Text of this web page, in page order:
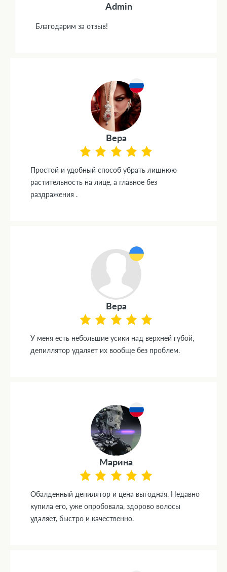
Admin
Благодарим за отзыв!
Вера
Простой и удобный способ убрать лишнюю
растительность на лице, а главное без
раздражения .
Вера
У меня есть небольшие усики над верхней губой,
депиллятор удаляет их вообще без проблем.
Марина
Обалденный депилятор и цена выгодная. Недавно
купила его, уже опробовала, здорово волосы
удаляет, быстро и качественно.